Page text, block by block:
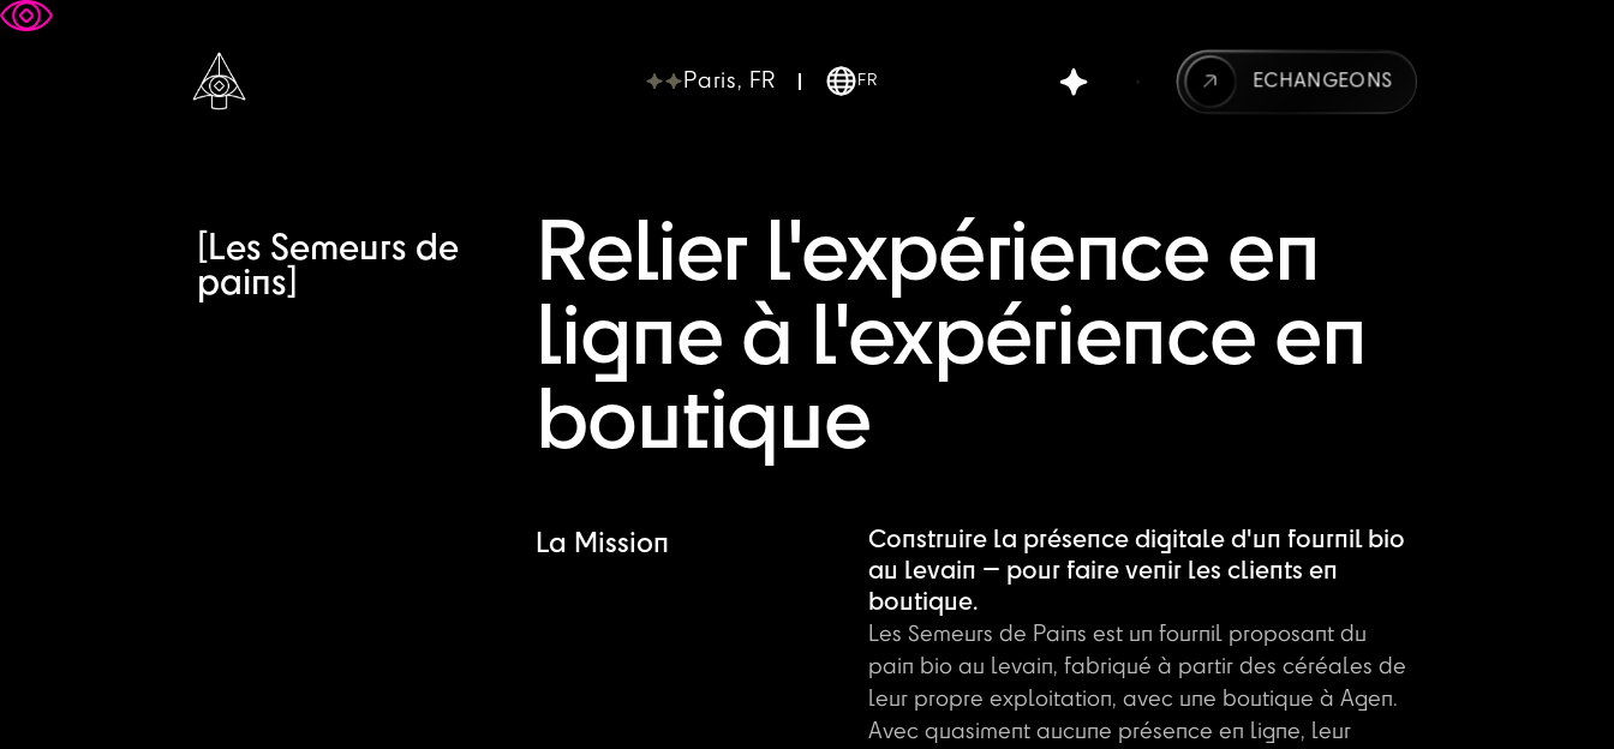
Paris, FR FR ECHANGEONS
[Les Semeurs de
pains]
Relier l'expérience en
ligne à l'expérience en
boutique
La Mission
Construire la présence digitale d'un fournil bio
au levain — pour faire venir les clients en
boutique.
Les Semeurs de Pains est un fournil proposant du
pain bio au levain, fabriqué à partir des céréales de
leur propre exploitation, avec une boutique à Agen.
Avec quasiment aucune présence en ligne, leur